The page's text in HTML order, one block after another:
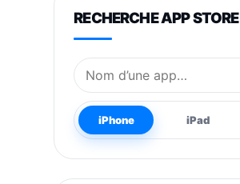
RECHERCHE APP STORE
Nom de l’application
iPhone iPad